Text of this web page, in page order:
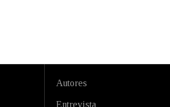
Autores
Entrevista